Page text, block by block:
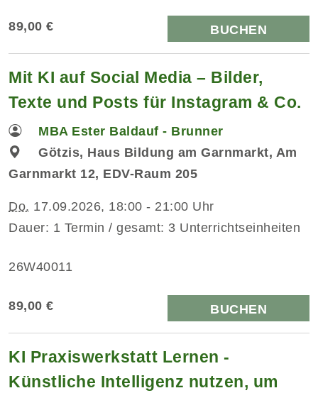
89,00 € BUCHEN
Mit KI auf Social Media – Bilder,
Texte und Posts für Instagram & Co.
MBA Ester Baldauf - Brunner
Götzis, Haus Bildung am Garnmarkt, Am
Garnmarkt 12, EDV-Raum 205
Do. 17.09.2026, 18:00 - 21:00 Uhr
Dauer: 1 Termin / gesamt: 3 Unterrichtseinheiten
26W40011
89,00 € BUCHEN
KI Praxiswerkstatt Lernen -
Künstliche Intelligenz nutzen, um